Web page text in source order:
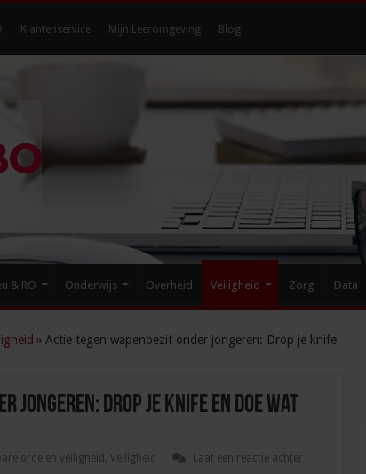
Klantenservice Mijn Leeromgeving Blog
& RO Onderwijs Overheid Veiligheid Zorg Data
» Actie tegen wapenbezit onder jongeren: Drop je knife
jongeren: Drop je knife en doe wat
orde en veiligheid , Veiligheid
Laat een reactie achter